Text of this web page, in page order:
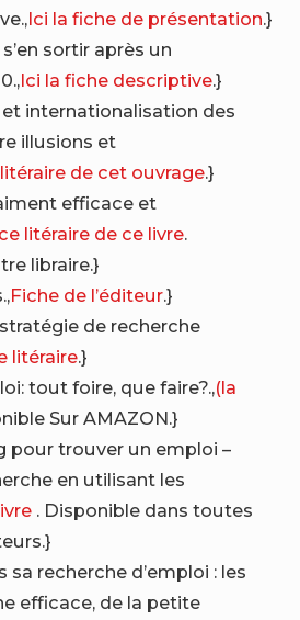
Ici la fiche de présentation.}
sortir après un
Ici la fiche descriptive.}
internationalisation des
illusions et
de cet ouvrage.}
efficace et
litéraire de ce livre.
libraire.}
Fiche de l’éditeur.}
de recherche
litéraire.}
tout foire, que faire?.,(la
Sur AMAZON.}
pour trouver un emploi –
en utilisant les
. Disponible dans toutes
sa recherche d’emploi : les
efficace, de la petite